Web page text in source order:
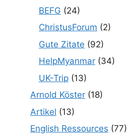
BEFG (24)
ChristusForum (2)
Gute Zitate (92)
HelpMyanmar (34)
UK-Trip (13)
Arnold Köster (18)
Artikel (13)
English Ressources (77)